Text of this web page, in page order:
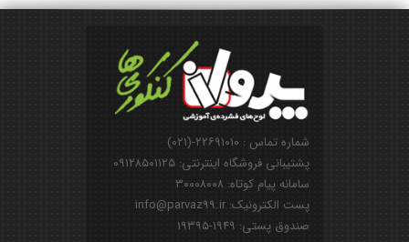
شماره تماس : ۲۲۶۹۱۰۱۰-(۰۲۱)
پشتیبانی فروشگاه اینترنتی: ۰۹۱۲۸۵۰۱۱۲۵
سامانه پیام کوتاه: ۳۰۰۰۸۰۰۸
پست الکترونیک: info@parvaz99.ir
صندوق پستی: ۱۹۴۹-۱۹۳۹۵